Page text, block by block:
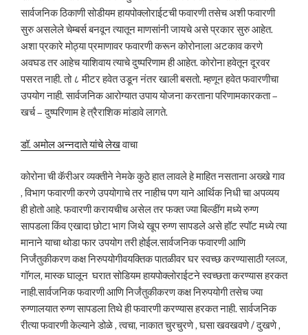
सार्वजनिक ठिकाणी सोडीयम हायपोक्लोराईटची फवारणी तसेच अशी फवारणी
सुरु असलेले चेम्बर्स बनवून त्यातून माणसांनी जायचे असे प्रकार सुरु आहेत.
अशा प्रकारे मोठ्या प्रमाणावर फवारणी करून कोरोनाला अटकाव करणे
अवघड तर आहेच याशिवाय त्याचे दुष्परिणाम ही आहेत. कोरोना हवेतून दूरवर
पसरत नाही. तो ८ मीटर हवेत उडून नंतर खाली बसतो. म्हणून हवेत फवारणीचा
उपयोग नाही. सार्वजनिक आरोग्यात उपाय योजना करताना परिणामकारकता –
खर्च – दुष्परिणाम हे त्रैराशिक मांडावे लागते.
डॉ. अमोल अन्नदाते यांचे लेखवाचा
कोरोना ची कॅरीअर व्यक्तीने नेमके कुठे हात लावले हे माहित नसताना अख्खे गाव
, विभाग फवारणी करणे उपयोगाचे तर नाहीच पण याने आर्थिक निधी चा अपव्यय
ही होतो आहे. फवारणी करायचीच असेल तर फक्त ज्या बिल्डींग मध्ये रुग्ण
सापडला किंव एखादा छोटा भाग जिथे खूप रुग्ण सापडले असे हॉट स्पॉट मध्ये त्या
मानाने याचा थोडा फार उपयोग तरी होईल.सार्वजनिक फवारणी आणि
निर्जंतुकीकरण कक्ष निरुपयोगीवयक्तिक पातळीवर घर स्वच्छ करण्यासाठी ग्लव्ज,
गॉगल, मास्क घालून घरात सोडियम हायपोक्लोराईटने स्वच्छता करण्यास हरकत
नाही.सार्वजनिक फवारणी आणि निर्जंतुकीकरण कक्ष निरुपयोगी तसेच ज्या
रुग्णालयात रुग्ण सापडला तिथे ही फवारणी करण्यास हरकत नाही. सार्वजनिक
रीत्या फवारणी केल्याने डोळे , त्वचा, नाकात चुरचुरणे , घसा खवखवणे / दुखणे ,